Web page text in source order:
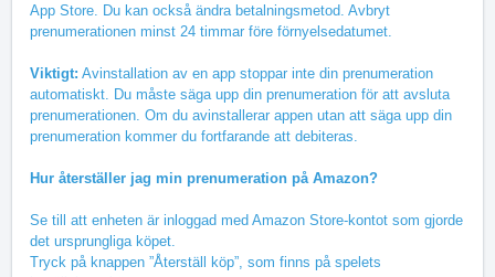
App Store. Du kan också ändra betalningsmetod. Avbryt
prenumerationen minst 24 timmar före förnyelsedatumet.
Viktigt: Avinstallation av en app stoppar inte din prenumeration
automatiskt. Du måste säga upp din prenumeration för att avsluta
prenumerationen. Om du avinstallerar appen utan att säga upp din
prenumeration kommer du fortfarande att debiteras.
Hur återställer jag min prenumeration på Amazon?
Se till att enheten är inloggad med Amazon Store-kontot som gjorde
det ursprungliga köpet.
Tryck på knappen ”Återställ köp”, som finns på spelets